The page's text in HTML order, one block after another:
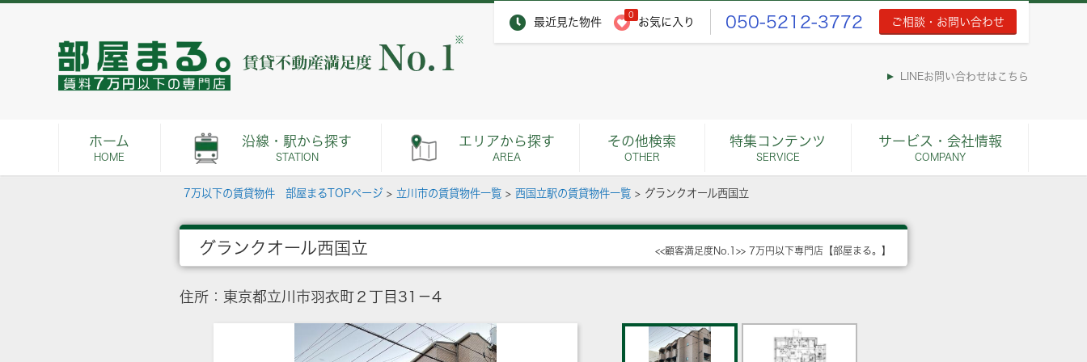
最近見た物件
0
お気に入り 050-5212-3772 ご相談・お問い合わせ
※
LINEお問い合わせはこちら
ホーム
HOME
沿線・駅から探す
STATION
エリアから探す
AREA
その他検索
OTHER
特集コンテンツ
SERVICE
サービス・会社情報
COMPANY
7万以下の賃貸物件 部屋まるTOPページ > 立川市の賃貸物件一覧 > 西国立駅の賃貸物件一覧 > グランクオール西国立
グランクオール西国立 <<顧客満足度No.1>> 7万円以下専門店【部屋まる。】
住所：東京都立川市羽衣町２丁目31－4